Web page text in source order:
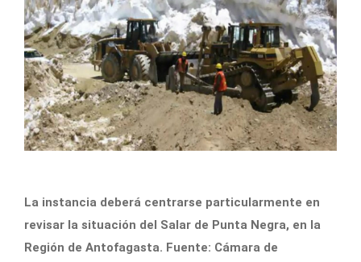
La instancia deberá centrarse particularmente en
revisar la situación del Salar de Punta Negra, en la
Región de Antofagasta. Fuente: Cámara de